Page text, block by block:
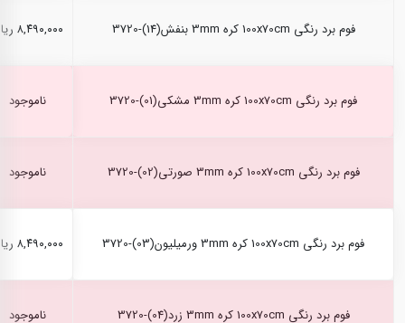
فوم برد رنگی 100x70cm کره 3mm بنفش(14)-3720 ۸,۴۹۰,۰۰۰ ریال
فوم برد رنگی 100x70cm کره 3mm مشکی(01)-3720 ناموجود
فوم برد رنگی 100x70cm کره 3mm صورتی(02)-3720 ناموجود
فوم برد رنگی 100x70cm کره 3mm ورمیلیون(03)-3720 ۸,۴۹۰,۰۰۰ ریال
فوم برد رنگی 100x70cm کره 3mm زرد(04)-3720 ناموجود